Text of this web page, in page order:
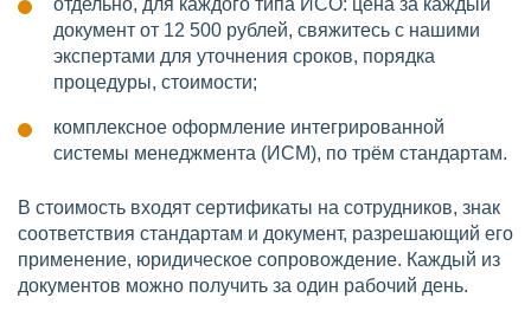
отдельно, для каждого типа ИСО: цена за каждый
документ от 12 500 рублей, свяжитесь с нашими
экспертами для уточнения сроков, порядка
процедуры, стоимости;
комплексное оформление интегрированной
системы менеджмента (ИСМ), по трём стандартам.
В стоимость входят сертификаты на сотрудников, знак
соответствия стандартам и документ, разрешающий его
применение, юридическое сопровождение. Каждый из
документов можно получить за один рабочий день.